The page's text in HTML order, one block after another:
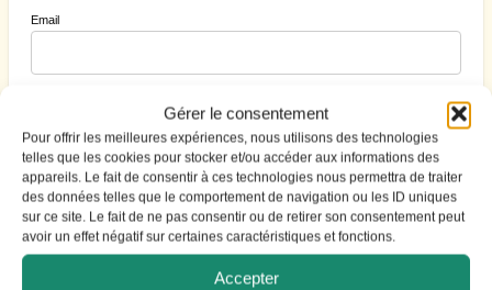
Gérer le consentement
Pour offrir les meilleures expériences, nous utilisons des technologies
telles que les cookies pour stocker et/ou accéder aux informations des
appareils. Le fait de consentir à ces technologies nous permettra de traiter
des données telles que le comportement de navigation ou les ID uniques
sur ce site. Le fait de ne pas consentir ou de retirer son consentement peut
avoir un effet négatif sur certaines caractéristiques et fonctions.
Accepter
Email
Cacher